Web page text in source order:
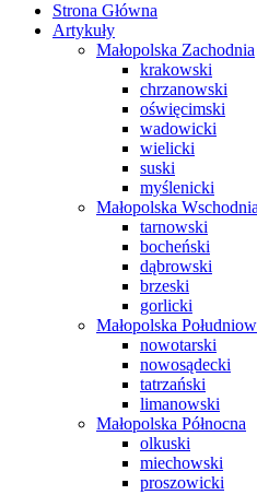
Strona Główna
Artykuły
Małopolska Zachodnia
krakowski
chrzanowski
oświęcimski
wadowicki
wielicki
suski
myślenicki
Małopolska Wschodnia
tarnowski
bocheński
dąbrowski
brzeski
gorlicki
Małopolska
nowotarski
nowosądecki
tatrzański
limanowski
Małopolska Północna
olkuski
miechowski
proszowicki